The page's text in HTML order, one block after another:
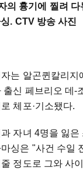
의 흉기에 찔려
. CTV 방송 사진
는 알곤퀸칼리지
출신 페브리오 데-
체포 ·기소됐다.
자녀 4명을 잃은
마싱은 "사건 수일
정도로 그와 사